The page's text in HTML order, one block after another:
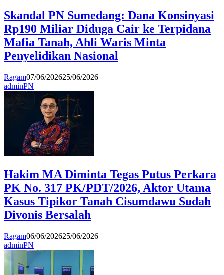
Skandal PN Sumedang: Dana Konsinyasi
Rp190 Miliar Diduga Cair ke Terpidana
Mafia Tanah, Ahli Waris Minta
Penyelidikan Nasional
Ragam07/06/202625/06/2026
adminPN
Hakim MA Diminta Tegas Putus Perkara
PK No. 317 PK/PDT/2026, Aktor Utama
Kasus Tipikor Tanah Cisumdawu Sudah
Divonis Bersalah
Ragam06/06/202625/06/2026
adminPN